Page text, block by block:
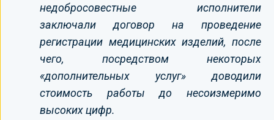
недобросовестные исполнители
заключали договор на проведение
регистрации медицинских изделий, после
чего, посредством некоторых
«дополнительных услуг» доводили
стоимость работы до несоизмеримо
высоких цифр.